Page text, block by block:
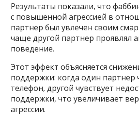
Результаты показали, что
с повышенной агрессией в
партнер был увлечен своим
чаще другой партнер проявлял
поведение.
Этот эффект объясняется
поддержки: когда один партнер
телефон, другой чувствует
поддержки, что увеличивает
агрессии.